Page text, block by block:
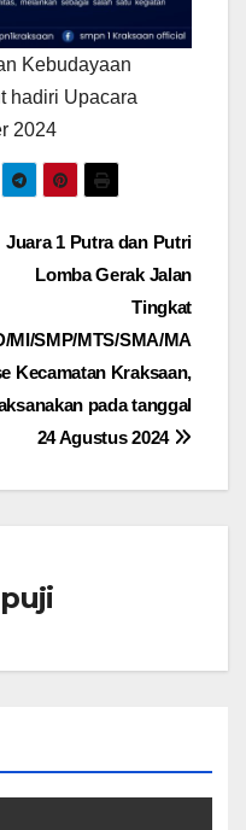
Kebudayaan
hadiri Upacara
2024
Juara 1 Putra dan Putri
Lomba Gerak Jalan
Tingkat
MI/SMP/MTS/SMA/MA
Kecamatan Kraksaan,
pada tanggal
24 Agustus 2024